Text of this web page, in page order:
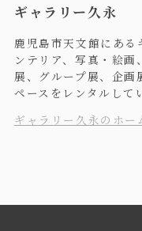
ギャラリー久永
鹿児島市天文館にある
ンテリア、写真・絵
展、グループ展、企画
ペースをレンタルして
ギャラリー久永のホー